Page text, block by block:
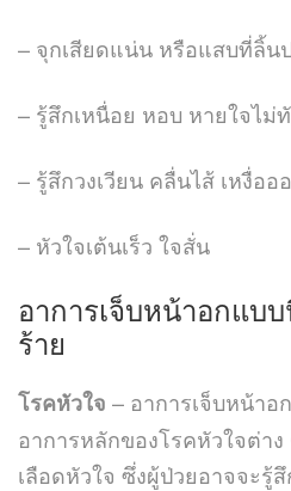
– จุกเสียดแน่น หรือแสบที่ลิ้น
– รู้สึกเหนื่อย หอบ หายใจไม่
– รู้สึกวงเวียน คลื่นไส้ เหงื่ออ
– หัวใจเต้นเร็ว ใจสั่น
อาการเจ็บหน้าอกแบ
ร้าย
โรคหัวใจ – อาการเจ็บหน้า
อาการหลักของโรคหัวใจต่า
เลือดหัวใจ ซึ่งผู้ป่วยอาจจะรู้